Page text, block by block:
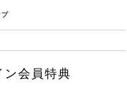
プ
ン会員特典